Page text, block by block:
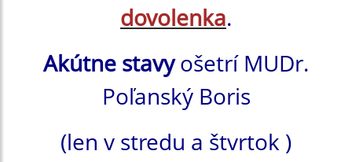
dovolenka.
Akútne stavyošetrí MUDr.
Poľanský Boris
(len v stredu a štvrtok )